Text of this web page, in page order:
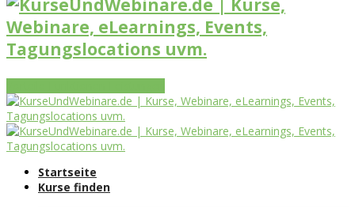
Startseite
Kurse finden